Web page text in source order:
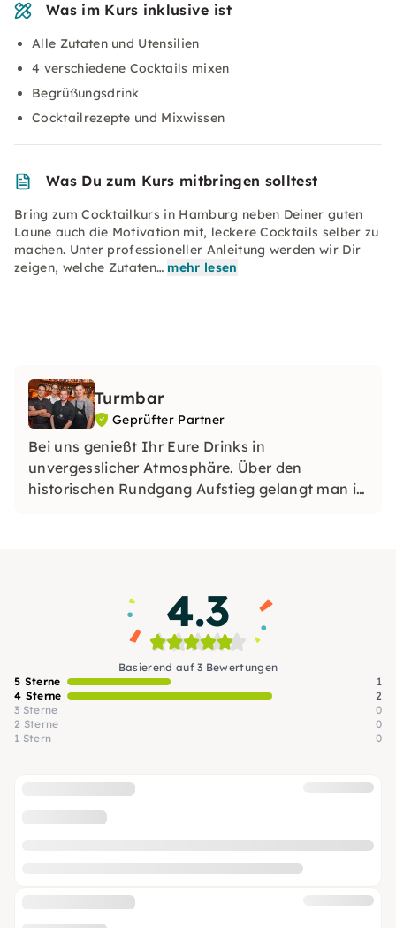
Was im Kurs inklusive ist
Alle Zutaten und Utensilien
4 verschiedene Cocktails mixen
Begrüßungsdrink
Cocktailrezepte und Mixwissen
Was Du zum Kurs mitbringen solltest
Bring zum Cocktailkurs in Hamburg neben Deiner guten
Laune auch die Motivation mit, leckere Cocktails selber zu
machen. Unter professioneller Anleitung werden wir Dir
zeigen, welche Zutaten… mehr lesen
Turmbar
Geprüfter Partner
Bei uns genießt Ihr Eure Drinks in
unvergesslicher Atmosphäre. Über den
historischen Rundgang Aufstieg gelangt man in
4.3
Basierend auf 3 Bewertungen
5 Sterne
1
4 Sterne
2
3 Sterne
0
2 Sterne
0
1 Stern
0